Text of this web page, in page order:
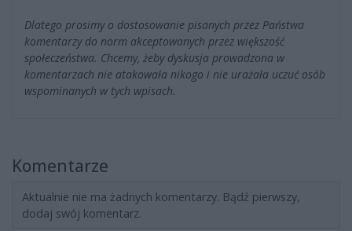
Dlatego prosimy o dostosowanie pisanych przez Państwa
komentarzy do norm akceptowanych przez większość
społeczeństwa. Chcemy, żeby dyskusja prowadzona w
komentarzach nie atakowała nikogo i nie urażała uczuć osób
wspominanych w tych wpisach.
Komentarze
Aktualnie nie ma żadnych komentarzy. Bądź pierwszy,
dodaj swój komentarz.